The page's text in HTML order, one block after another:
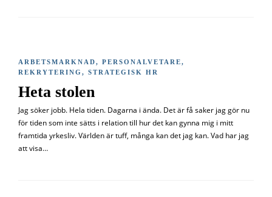
ARBETSMARKNAD, PERSONALVETARE,
REKRYTERING , STRATEGISK HR
Heta stolen
Jag söker jobb. Hela tiden. Dagarna i ända. Det är få saker jag gör nu
för tiden som inte sätts i relation till hur det kan gynna mig i mitt
framtida yrkesliv. Världen är tuff, många kan det jag kan. Vad har jag
att visa…